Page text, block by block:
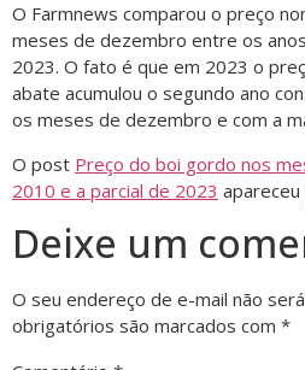
O Farmnews comparou o preço
meses de dezembro entre os
2023. O fato é que em 2023 o
abate acumulou o segundo ano
os meses de dezembro e com a
O post Preço do boi gordo nos
2010 e a parcial de 2023
Deixe um
O seu endereço de e-mail não
obrigatórios são marcados com *